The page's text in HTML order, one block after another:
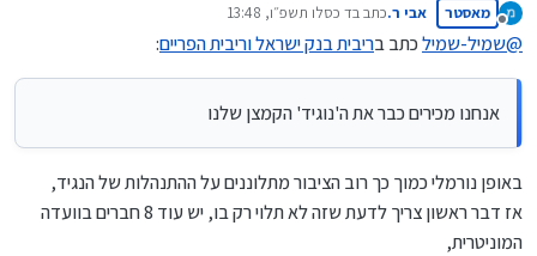
מנותק
מאסטר אבי ר.כתב בד כסלו תשפ״ו, 13:48
נערך לאחרונה על ידי
@שמיל-שמילכתב בריבית בנק ישראל וריבית הפריים:
אנחנו מכירים כבר את ה'נוגיד' הקמצן שלנו
באופן נורמלי כמוך כך רוב הציבור מתלוננים על ההתנהלות של הנגיד,
אז דבר ראשון צריך לדעת שזה לא תלוי רק בו, יש עוד 8 חברים בוועדה
המוניטרית,